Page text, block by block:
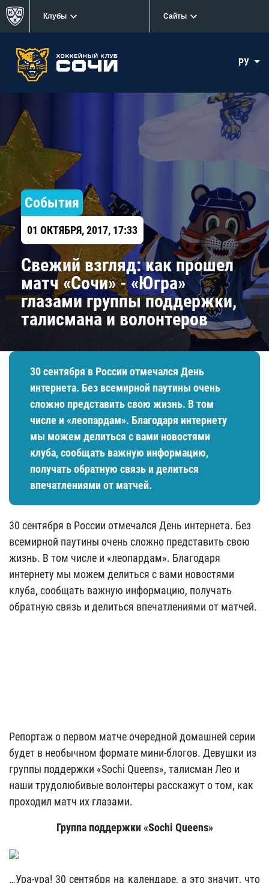
Клубы Сайты
РУ
События
01 ОКТЯБРЯ, 2017, 17:33
Свежий взгляд: как прошел
матч «Сочи» - «Югра»
глазами группы поддержки,
талисмана и волонтеров
​30 сентября в России отмечался День
интернета. Без всемирной паутины очень
сложно представить свою жизнь. В том
числе и «леопардам». Благодаря интернету
мы можем делиться с вами новостями
клуба, сообщать важную информацию,
получать обратную связь и делиться
впечатлениями от матчей.
​30 сентября в России отмечался День интернета. Без
всемирной паутины очень сложно представить свою
жизнь. В том числе и «леопардам». Благодаря
интернету мы можем делиться с вами новостями
клуба, сообщать важную информацию, получать
обратную связь и делиться впечатлениями от матчей.
Репортаж о первом матче очередной домашней серии
будет в необычном формате мини-блогов. Девушки из
группы поддержки «Sochi Queens», талисман Лео и
наши трудолюбивые волонтеры расскажут о том, как
проходил матч их глазами.
Группа поддержки «Sochi Queens»
…Ура-ура! 30 сентября на календаре, а это значит, что